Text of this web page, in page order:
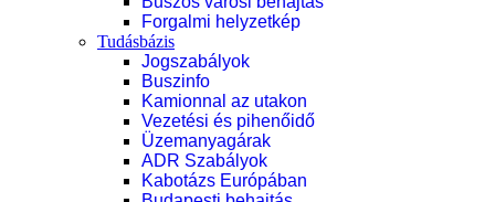
Forgalmi helyzetkép
Tudásbázis
Jogszabályok
Buszinfo
Kamionnal az utakon
Vezetési és pihenőidő
Üzemanyagárak
ADR Szabályok
Kabotázs Európában